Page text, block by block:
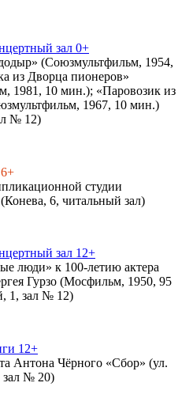
зал 0+
(Союзмультфильм, 1954,
из Дворца пионеров»
1981, 10 мин.); «Паровозик из
1967, 10 мин.)
№ 12)
студии
6, читальный зал)
зал 12+
люди» к 100-летию актера
Гурзо (Мосфильм, 1950, 95
1, зал № 12)
12+
Антона Чёрного «Сбор» (ул.
зал № 20)